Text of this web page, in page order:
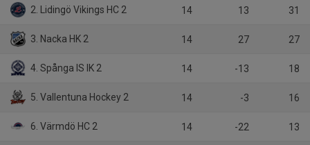
2. Lidingö Vikings HC 2 14 13 31
3. Nacka HK 2 14 27 27
4. Spånga IS IK 2 14 -13 18
5. Vallentuna Hockey 2 14 -3 16
6. Värmdö HC 2 14 -22 13